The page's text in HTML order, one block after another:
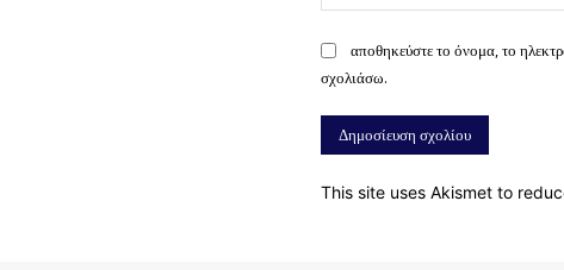
αποθηκεύστε το όνομα, το
σχολιάσω.
This site uses Akismet to